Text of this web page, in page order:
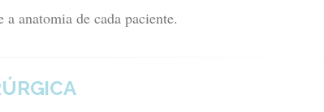
anatomia de cada paciente.